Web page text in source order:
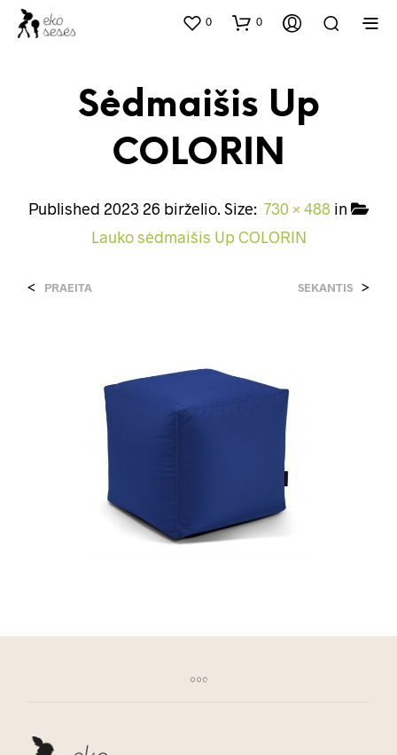
0 0
Sėdmaišis Up
COLORIN
Published 2023 26 birželio. Size: 730 × 488 in
Lauko sėdmaišis Up COLORIN
< PRAEITA SEKANTIS >